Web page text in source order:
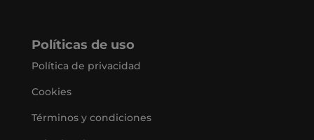
Políticas de uso
Política de privacidad
Cookies
Términos y condiciones